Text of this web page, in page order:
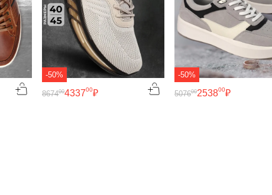
-50%
433700₽
867400
-50%
253800₽
507600